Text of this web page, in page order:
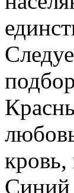
кровь,
Синий